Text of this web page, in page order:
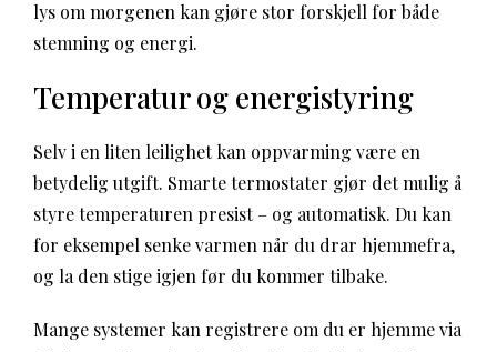
lys om morgenen kan gjøre stor forskjell for både
stemning og energi.
Temperatur og energistyring
Selv i en liten leilighet kan oppvarming være en
betydelig utgift. Smarte termostater gjør det mulig å
styre temperaturen presist – og automatisk. Du kan
for eksempel senke varmen når du drar hjemmefra,
og la den stige igjen før du kommer tilbake.
Mange systemer kan registrere om du er hjemme via